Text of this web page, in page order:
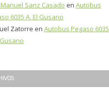
Manuel Sanz Casado en Autobus
6035 A. El Gusano
Zatorre en Autobus Pegaso 6035